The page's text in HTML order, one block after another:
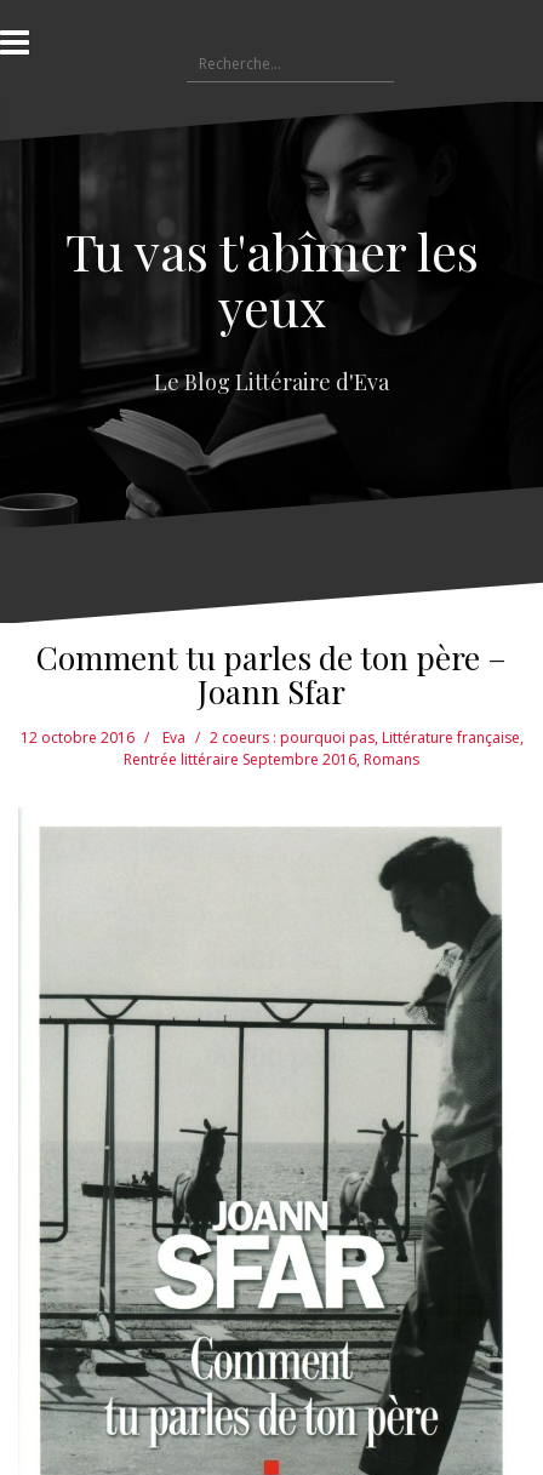
l
a
e
e
Tu vas t'abîmer les
yeux
Le Blog Littéraire d'Eva
Comment tu parles de ton père –
Joann Sfar
12 octobre 2016 Eva 2 coeurs : pourquoi pas,Littérature française,
Rentrée littéraire Septembre 2016,Romans